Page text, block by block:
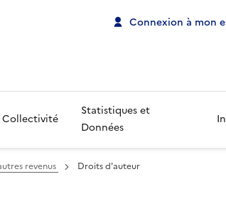
Connexion à mon
Collectivité
Statistiques et
Données
revenus Droits d'auteur